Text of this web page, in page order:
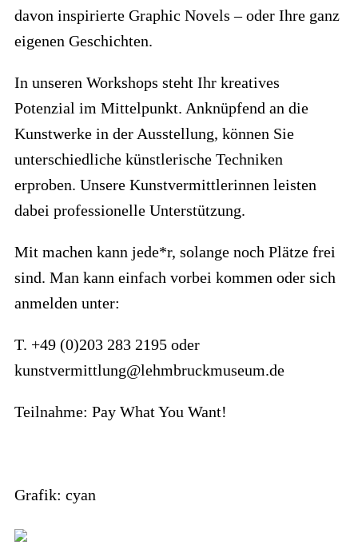
davon inspirierte Graphic Novels – oder Ihre ganz
eigenen Geschichten.
In unseren Workshops steht Ihr kreatives
Potenzial im Mittelpunkt. Anknüpfend an die
Kunstwerke in der Ausstellung, können Sie
unterschiedliche künstlerische Techniken
erproben. Unsere Kunstvermittlerinnen leisten
dabei professionelle Unterstützung.
Mit machen kann jede*r, solange noch Plätze frei
sind. Man kann einfach vorbei kommen oder sich
anmelden unter:
T. +49 (0)203 283 2195 oder
kunstvermittlung@lehmbruckmuseum.de
Teilnahme: Pay What You Want!
Grafik: cyan